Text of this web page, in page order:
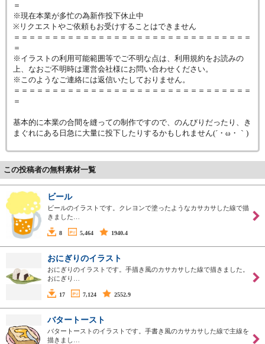
＝
※現在本業が多忙の為新作投下休止中
※リクエストやご依頼もお受けすることはできません
＝＝＝＝＝＝＝＝＝＝＝＝＝＝＝＝＝＝＝＝＝＝＝＝＝＝＝＝＝＝＝
＝
※イラストの利用可能範囲等でご不明な点は、利用規約をお読みの
上、なおご不明時は運営会社様にお問い合わせください。
※このようなご連絡には返信いたしておりません。
＝＝＝＝＝＝＝＝＝＝＝＝＝＝＝＝＝＝＝＝＝＝＝＝＝＝＝＝＝＝＝
＝
基本的に本業の合間を縫っての制作ですので、のんびりだったり、き
まぐれにある日急に大量に投下したりするかもしれません(´・ω・｀)
この投稿者の無料素材一覧
ビール
ビールのイラストです。クレヨンで塗ったようなカサカサした線で描
きました…
8 5,464 1940.4
おにぎりのイラスト
おにぎりのイラストです。手描き風のカサカサした線で描きました。
おにぎり…
17 7,124 2552.9
バタートースト
バタートーストのイラストです。手書き風のカサカサした線で主線を
描きまし…